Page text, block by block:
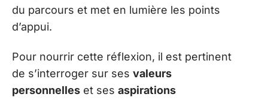
du parcours et met en lumière les points
d’appui.
Pour nourrir cette réflexion, il est pertinent
de s’interroger sur ses valeurs
personnelles et ses aspirations